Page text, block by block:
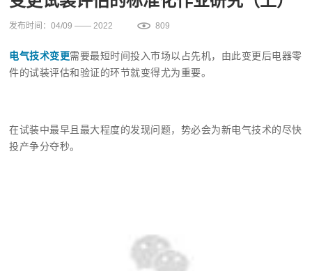
发布时间：04/09 —— 2022 809
电气技术变更需要最短时间投入市场以占先机，由此变更后电器零
件的试装评估和验证的环节就变得尤为重要。
在试装中最早且最大程度的发现问题，势必会为新电气技术的尽快
投产争分夺秒。